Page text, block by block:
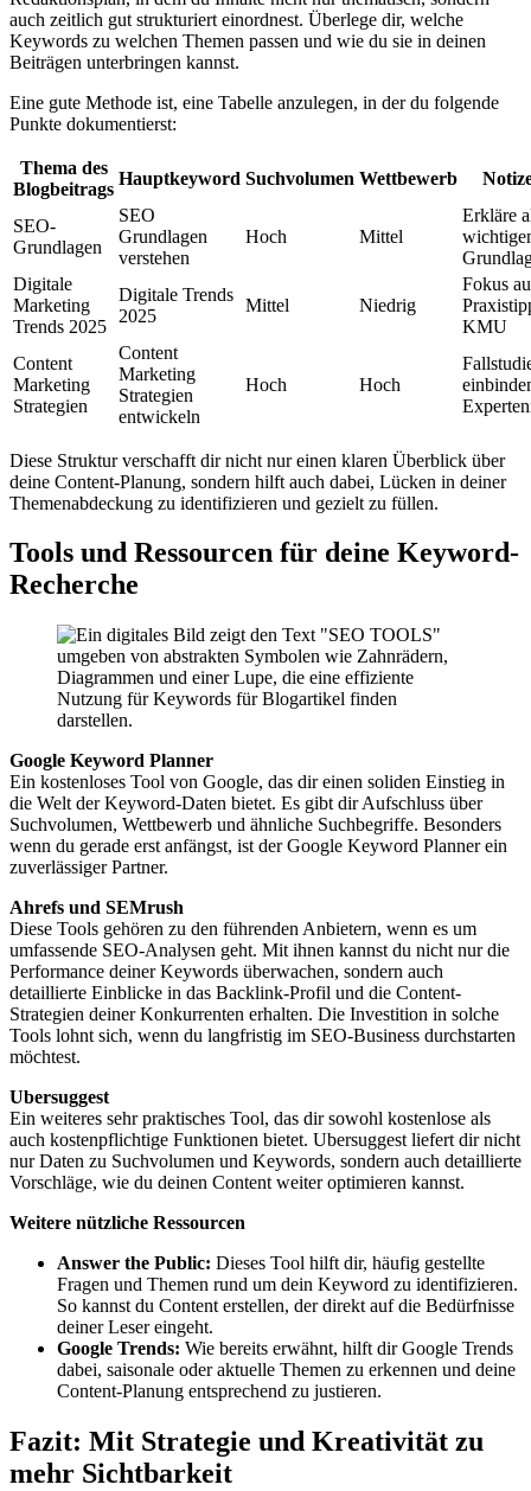
auch zeitlich gut strukturiert einordnest. Überlege dir, welche
Keywords zu welchen Themen passen und wie du sie in deinen
Beiträgen unterbringen kannst.
Eine gute Methode ist, eine Tabelle anzulegen, in der du folgende
Punkte dokumentierst:
Thema des
Blogbeitrags
Hauptkeyword Suchvolumen Wettbewerb
SEO-
Grundlagen
SEO
Grundlagen
verstehen
Hoch Mittel
Erkläre
Digitale
Marketing
Trends 2025
Digitale Trends
2025
Mittel Niedrig
Fokus
KMU
Content
Marketing
Strategien
Content
Marketing
Strategien
entwickeln
Hoch Hoch
Diese Struktur verschafft dir nicht nur einen klaren Überblick über
deine Content-Planung, sondern hilft auch dabei, Lücken in deiner
Themenabdeckung zu identifizieren und gezielt zu füllen.
Tools und Ressourcen für deine Keyword-
Recherche
Google Keyword Planner
Ein kostenloses Tool von Google, das dir einen soliden Einstieg in
die Welt der Keyword-Daten bietet. Es gibt dir Aufschluss über
Suchvolumen, Wettbewerb und ähnliche Suchbegriffe. Besonders
wenn du gerade erst anfängst, ist der Google Keyword Planner ein
zuverlässiger Partner.
Ahrefs und SEMrush
Diese Tools gehören zu den führenden Anbietern, wenn es um
umfassende SEO-Analysen geht. Mit ihnen kannst du nicht nur die
Performance deiner Keywords überwachen, sondern auch
detaillierte Einblicke in das Backlink-Profil und die Content-
Strategien deiner Konkurrenten erhalten. Die Investition in solche
Tools lohnt sich, wenn du langfristig im SEO-Business durchstarten
möchtest.
Ubersuggest
Ein weiteres sehr praktisches Tool, das dir sowohl kostenlose als
auch kostenpflichtige Funktionen bietet. Ubersuggest liefert dir nicht
nur Daten zu Suchvolumen und Keywords, sondern auch detaillierte
Vorschläge, wie du deinen Content weiter optimieren kannst.
Weitere nützliche Ressourcen
Answer the Public: Dieses Tool hilft dir, häufig gestellte
Fragen und Themen rund um dein Keyword zu identifizieren.
So kannst du Content erstellen, der direkt auf die Bedürfnisse
deiner Leser eingeht.
Google Trends: Wie bereits erwähnt, hilft dir Google Trends
dabei, saisonale oder aktuelle Themen zu erkennen und deine
Content-Planung entsprechend zu justieren.
Fazit: Mit Strategie und Kreativität zu
mehr Sichtbarkeit